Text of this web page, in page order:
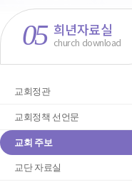
05 희년자료실
church download
교회정관
교회정책 선언문
교회 주보
교단 자료실